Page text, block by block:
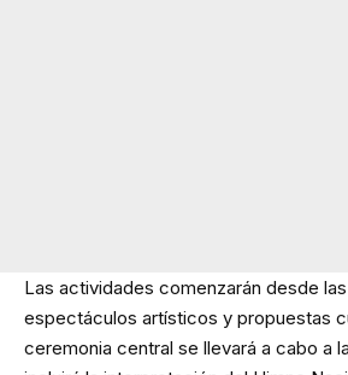
Las actividades comenzarán desde
espectáculos artísticos y propuestas
ceremonia central se llevará a cabo a